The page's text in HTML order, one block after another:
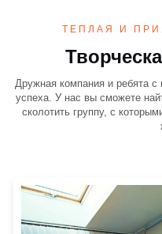
ТЕПЛАЯ И
Дружная компания и ребята с
успеха. У нас вы сможете
сколотить группу, с